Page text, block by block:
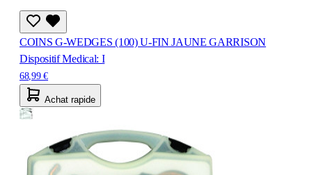
COINS G-WEDGES (100) U-FIN JAUNE GARRISON
Dispositif Medical: I
68,99 €
Achat rapide